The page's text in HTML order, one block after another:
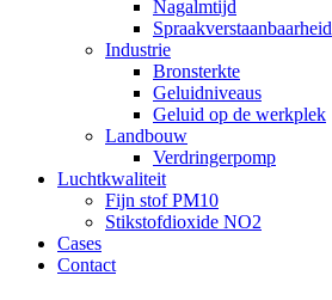
Nagalmtijd
Spraakverstaanbaarheid
Industrie
Bronsterkte
Geluidniveaus
Geluid op de werkplek
Landbouw
Verdringerpomp
Luchtkwaliteit
Fijn stof PM10
Stikstofdioxide NO2
Cases
Contact